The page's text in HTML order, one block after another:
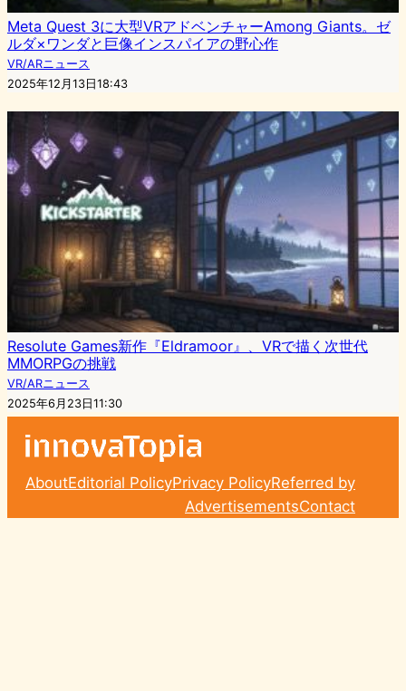
Meta Quest 3に大型VRアドベンチャーAmong Giants。ゼ
ルダ×ワンダと巨像インスパイアの野心作
VR/ARニュース
2025年12月13日18:43
Resolute Games新作『Eldramoor』、VRで描く次世代
MMORPGの挑戦
VR/ARニュース
2025年6月23日11:30
AboutEditorial PolicyPrivacy PolicyReferred by
AdvertisementsContact